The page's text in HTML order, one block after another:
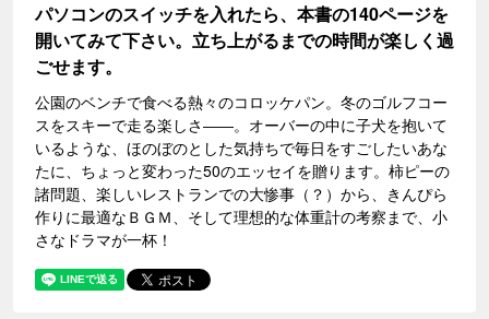
パソコンのスイッチを入れたら、本書の140ページを
開いてみて下さい。立ち上がるまでの時間が楽しく過
ごせます。
公園のベンチで食べる熱々のコロッケパン。冬のゴルフコー
スをスキーで走る楽しさ――。オーバーの中に子犬を抱いて
いるような、ほのぼのとした気持ちで毎日をすごしたいあな
たに、ちょっと変わった50のエッセイを贈ります。柿ピーの
諸問題、楽しいレストランでの大惨事（？）から、きんぴら
作りに最適なＢＧＭ、そして理想的な体重計の考察まで、小
さなドラマが一杯！